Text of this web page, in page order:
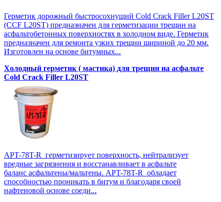
Герметик дорожный быстросохнущий Cold Crack Filler L20SТ
(CCF L20SТ) предназначен для герметизации трещин на
асфальтобетонных поверхностях в холодном виде. Герметик
предназначен для ремонта узких трещин шириной до 20 мм.
Изготовлен на основе битумных...
Холодный герметик ( мастика) для трещин на асфальте
Cold Crack Filler L20SТ
APT-78T-R герметизирует поверхность, нейтрализует
вредные загрязнения и восстанавливает в асфальте
баланс асфальтены/мальтены. APT-78T-R обладает
способностью проникать в битум и благодаря своей
нафтеновой основе соеди...